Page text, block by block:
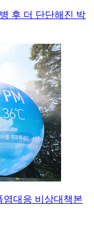
후 더 단단해진 박
대응 비상대책본